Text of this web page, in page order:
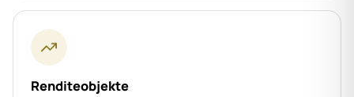
Renditeobjekte